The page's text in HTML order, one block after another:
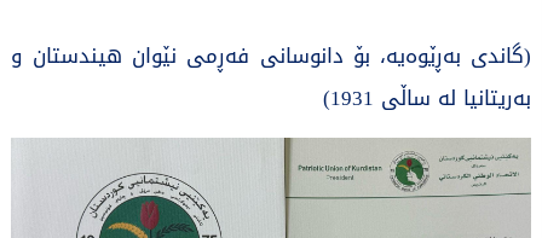
(گاندی بەڕێوەیە، بۆ دانوسانی فەڕمی نێوان هیندستان و
بەریتانیا لە ساڵى 1931)